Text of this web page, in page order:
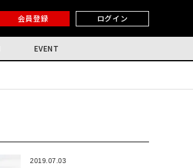
会員登録 ログイン
EVENT
2019.07.03